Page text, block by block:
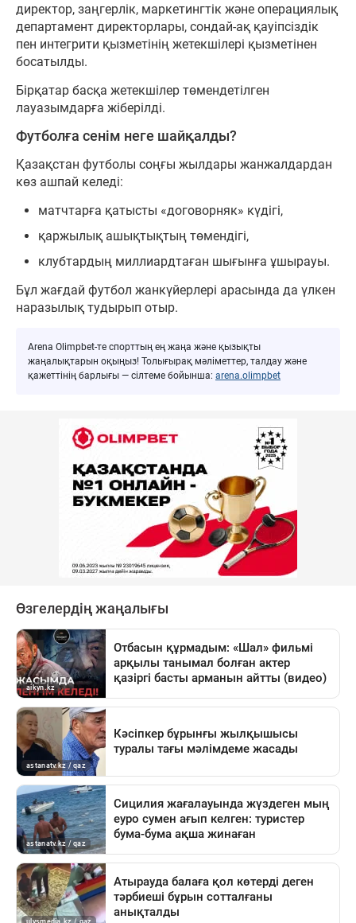
директор, заңгерлік, маркетингтік және операциялық
департамент директорлары, сондай-ақ қауіпсіздік
пен интегрити қызметінің жетекшілері қызметінен
босатылды.
Бірқатар басқа жетекшілер төмендетілген
лауазымдарға жіберілді.
Футболға сенім неге шайқалды?
Қазақстан футболы соңғы жылдары жанжалдардан
көз ашпай келеді:
матчтарға қатысты «договорняк» күдігі,
қаржылық ашықтықтың төмендігі,
клубтардың миллиардтаған шығынға ұшырауы.
Бұл жағдай футбол жанкүйерлері арасында да үлкен
наразылық тудырып отыр.
Arena Olimpbet-те спорттың ең жаңа және қызықты
жаңалықтарын оқыңыз! Толығырақ мәліметтер, талдау және
қажеттінің барлығы — сілтеме бойынша: arena.olimpbet